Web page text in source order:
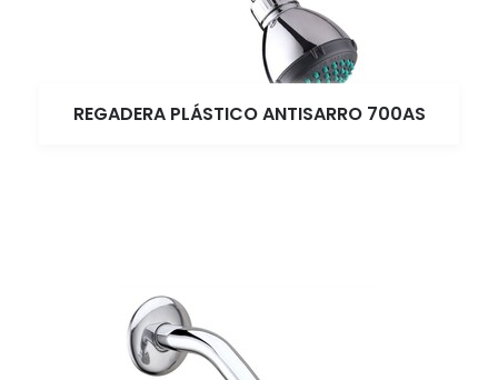
REGADERA PLÁSTICO ANTISARRO 700AS